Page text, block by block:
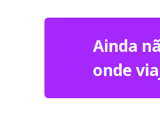
Ainda
onde